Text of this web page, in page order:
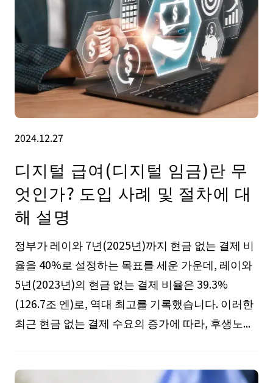
2024.12.27
디지털 급여(디지털 임금)란 무
엇인가? 도입 사례 및 절차에 대
해 설명
정부가 레이와 7년(2025년)까지 현금 없는 결제 비
율을 40%로 설정하는 목표를 세운 가운데, 레이와
5년(2023년)의 현금 없는 결제 비율은 39.3%
(126.7조 엔)로, 역대 최고를 기록했습니다. 이러한
최근 현금 없는 결제 수요의 증가에 따라, 후생노...